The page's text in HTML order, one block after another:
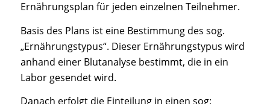
Ernährungsplan für jeden einzelnen Teilnehmer.
Basis des Plans ist eine Bestimmung des sog.
„Ernährungstypus“. Dieser Ernährungstypus wird
anhand einer Blutanalyse bestimmt, die in ein
Labor gesendet wird.
Danach erfolgt die Einteilung in einen sog: